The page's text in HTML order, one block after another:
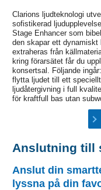
Clarions ljudteknologi
sofistikerad
Stage Enhancer som
den skapar ett dynamiskt
extraheras från
kring förarsätet får du
konsertsal. Följande
flytta ljudet till ett
ljudåtergivning i full
för kraftfull bas utan
Anslutning till
Anslut din
lyssna på din